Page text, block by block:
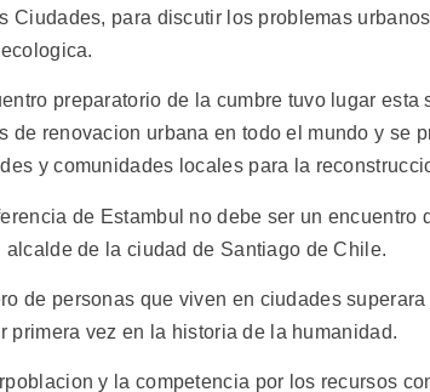
Ciudades, para discutir los problemas
preparatorio de la cumbre tuvo lugar
de renovacion urbana en todo el mundo y se
y comunidades locales para la
de Estambul no debe ser un
alcalde de la ciudad de Santiago de Chile.
de personas que viven en ciudades
primera vez en la historia de la humanidad.
y la competencia por los recursos